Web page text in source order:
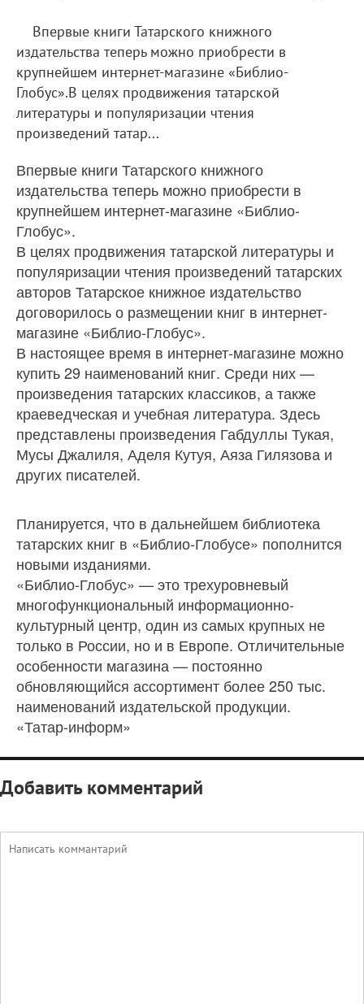
Впервые книги Татарского книжного
издательства теперь можно приобрести в
крупнейшем интернет-магазине «Библио-
Глобус».В целях продвижения татарской
литературы и популяризации чтения
произведений татар...
Впервые книги Татарского книжного
издательства теперь можно приобрести в
крупнейшем интернет-магазине «Библио-
Глобус».
В целях продвижения татарской литературы и
популяризации чтения произведений татарских
авторов Татарское книжное издательство
договорилось о размещении книг в интернет-
магазине «Библио-Глобус».
В настоящее время в интернет-магазине можно
купить 29 наименований книг. Среди них —
произведения татарских классиков, а также
краеведческая и учебная литература. Здесь
представлены произведения Габдуллы Тукая,
Мусы Джалиля, Аделя Кутуя, Аяза Гилязова и
других писателей.
Планируется, что в дальнейшем библиотека
татарских книг в «Библио-Глобусе» пополнится
новыми изданиями.
«Библио-Глобус» — это трехуровневый
многофункциональный информационно-
культурный центр, один из самых крупных не
только в России, но и в Европе. Отличительные
особенности магазина — постоянно
обновляющийся ассортимент более 250 тыс.
наименований издательской продукции.
«Татар-информ»
Добавить комментарий